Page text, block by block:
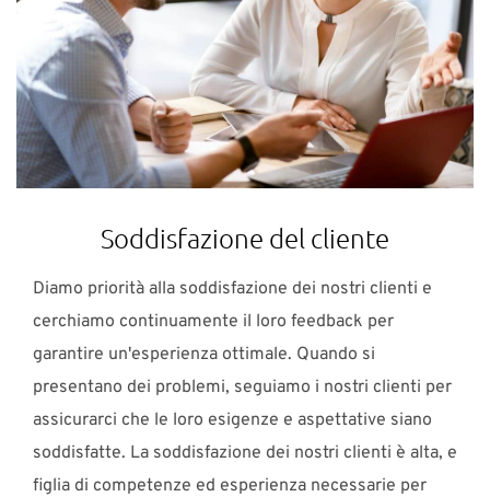
Soddisfazione del cliente
Diamo priorità alla soddisfazione dei nostri clienti e
cerchiamo continuamente il loro feedback per
garantire un'esperienza ottimale. Quando si
presentano dei problemi, seguiamo i nostri clienti per
assicurarci che le loro esigenze e aspettative siano
soddisfatte. La soddisfazione dei nostri clienti è alta, e
figlia di competenze ed esperienza necessarie per